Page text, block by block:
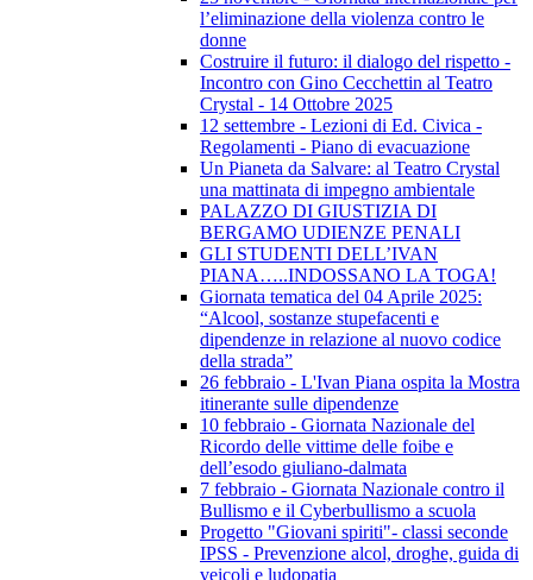
l’eliminazione della violenza contro le
donne
Costruire il futuro: il dialogo del rispetto -
Incontro con Gino Cecchettin al Teatro
Crystal - 14 Ottobre 2025
12 settembre - Lezioni di Ed. Civica -
Regolamenti - Piano di evacuazione
Un Pianeta da Salvare: al Teatro Crystal
una mattinata di impegno ambientale
PALAZZO DI GIUSTIZIA DI
BERGAMO UDIENZE PENALI
GLI STUDENTI DELL’IVAN
PIANA…..INDOSSANO LA TOGA!
Giornata tematica del 04 Aprile 2025:
“Alcool, sostanze stupefacenti e
dipendenze in relazione al nuovo codice
della strada”
26 febbraio - L'Ivan Piana ospita la Mostra
itinerante sulle dipendenze
10 febbraio - Giornata Nazionale del
Ricordo delle vittime delle foibe e
dell’esodo giuliano-dalmata
7 febbraio - Giornata Nazionale contro il
Bullismo e il Cyberbullismo a scuola
Progetto "Giovani spiriti"- classi seconde
IPSS - Prevenzione alcol, droghe, guida di
veicoli e ludopatia